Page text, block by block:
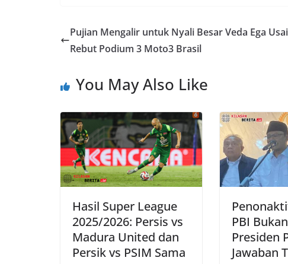
Pujian Mengalir untuk Nyali Besar Veda Ega Usai
Rebut Podium 3 Moto3 Brasil
You May Also Like
Hasil Super League
2025/2026: Persis vs
Madura United dan
Persik vs PSIM Sama
PBI
Presiden
Jawaban